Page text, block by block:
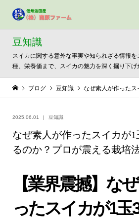
豆知識
スイカに関する意外な事実や知られざる情報
種、栄養価まで、スイカの魅力を深く掘り下げ
ブログ 豆知識 なぜ素人が作ったスイカが1玉3万
2025.06.01 豆知識
なぜ素人が作ったスイカが
るのか？プロが震える栽培
【業界震撼】な
ったスイカが1玉